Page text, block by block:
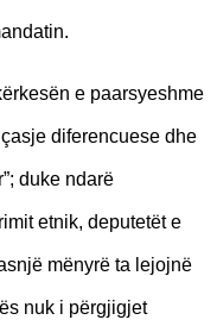
e paarsyeshme
diferencuese dhe
duke ndarë
etnik, deputetët e
mënyrë ta lejojnë
nuk i përgjigjet